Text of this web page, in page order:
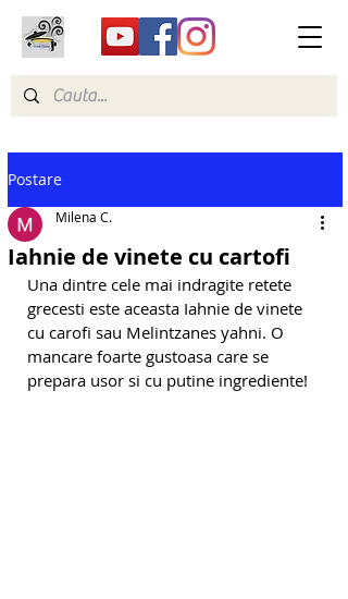
Postare
Iahnie de vinete cu cartofi
Milena C.
Una dintre cele mai indragite retete
grecesti este aceasta Iahnie de vinete
cu carofi sau Melintzanes yahni. O
mancare foarte gustoasa care se
prepara usor si cu putine ingrediente!